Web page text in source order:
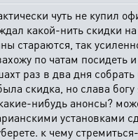
чуть не купил
какой-нить скидки
стараются, так
по чатам посидеть
раз в два дня собрать
скидка, но слава богу
нибудь анонсы?
установками
к чему